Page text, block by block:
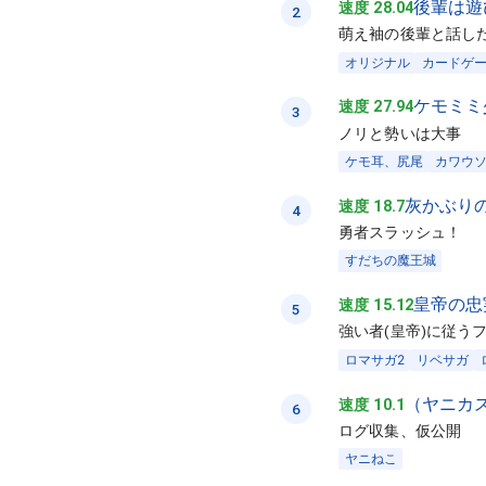
2 速度 28.04後輩は
萌え袖の後輩と話し
オリジナル カードゲ
3 速度 27.94ケモミ
ノリと勢いは大事
ケモ耳、尻尾 カワウソ
4 速度 18.7灰かぶり
勇者スラッシュ！
すだちの魔王城
5 速度 15.12皇帝の
強い者(皇帝)に従う
ロマサガ2 リベサガ
6 速度 10.1 （ヤニ
ログ収集、仮公開
ヤニねこ